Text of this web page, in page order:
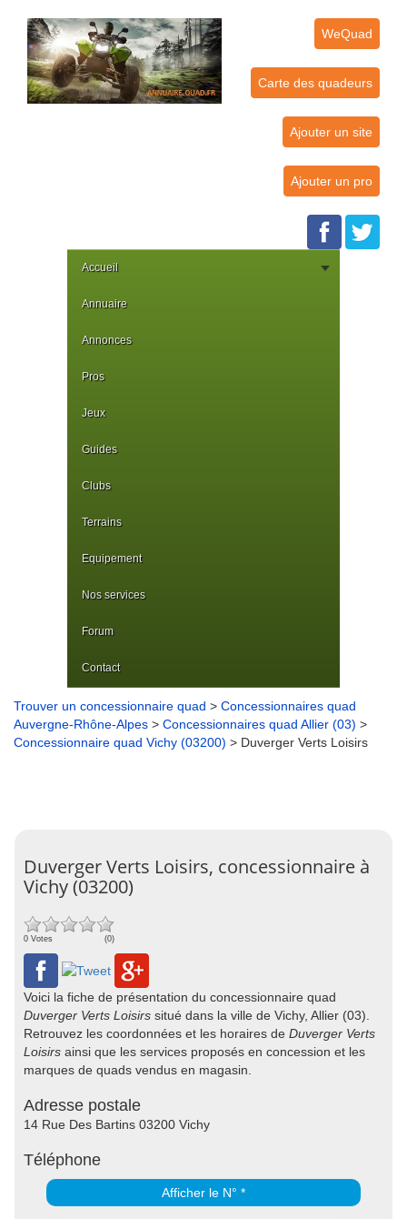
WeQuad
Carte des quadeurs
Ajouter un site
Ajouter un pro
Accueil
Annuaire
Annonces
Pros
Jeux
Guides
Clubs
Terrains
Equipement
Nos services
Forum
Contact
Trouver un concessionnaire quad > Concessionnaires quad
Auvergne-Rhône-Alpes > Concessionnaires quad Allier (03) >
Concessionnaire quad Vichy (03200) > Duverger Verts Loisirs
Duverger Verts Loisirs, concessionnaire à
Vichy (03200)
0 Votes (0)
Voici la fiche de présentation du concessionnaire quad
Duverger Verts Loisirs situé dans la ville de Vichy, Allier (03).
Retrouvez les coordonnées et les horaires de Duverger Verts
Loisirs ainsi que les services proposés en concession et les
marques de quads vendus en magasin.
Adresse postale
14 Rue Des Bartins 03200 Vichy
Téléphone
Afficher le N° *